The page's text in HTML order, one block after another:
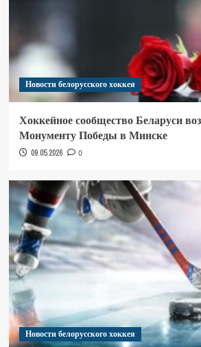
Новости белорусского хоккея
Хоккейное сообщество Беларуси
Монументу Победы в Минске
09.05.2026 0
Новости белорусского хоккея